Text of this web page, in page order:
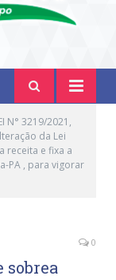
N° 3219/2021,
da Lei
receita e fixa a
PA , para vigorar
sobrea
0